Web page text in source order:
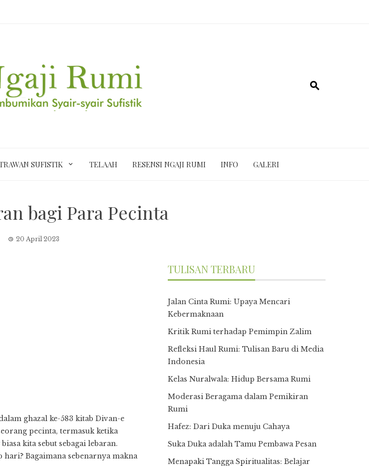
SUFISTIK TELAAH RESENSI NGAJI RUMI INFO GALERI
bagi Para Pecinta
20 April 2023
ghazal ke-583 kitab Divan-e
pecinta, termasuk ketika
kita sebut sebagai lebaran.
Bagaimana sebenarnya makna
TULISAN TERBARU
Jalan Cinta Rumi: Upaya Mencari
Kebermaknaan
Kritik Rumi terhadap Pemimpin Zalim
Refleksi Haul Rumi: Tulisan Baru di Media
Indonesia
Kelas Nuralwala: Hidup Bersama Rumi
Moderasi Beragama dalam Pemikiran
Rumi
Hafez: Dari Duka menuju Cahaya
Suka Duka adalah Tamu Pembawa Pesan
Menapaki Tangga Spiritualitas: Belajar